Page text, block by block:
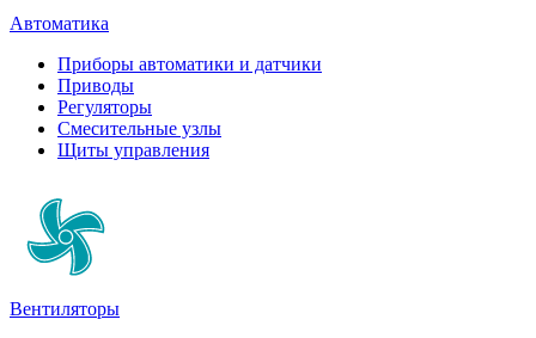
Автоматика
Приборы автоматики и датчики
Приводы
Регуляторы
Смесительные узлы
Щиты управления
Вентиляторы